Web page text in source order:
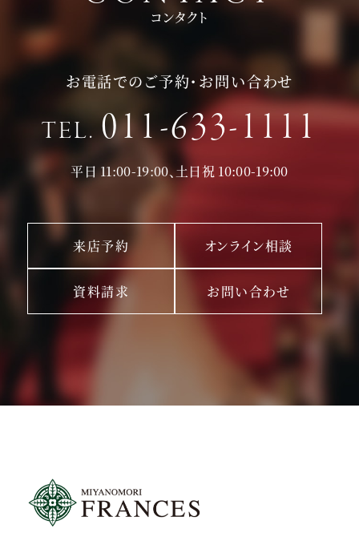
コンタクト
お電話でのご予約・お問い合わせ
TEL. 011-633-1111
平日 11:00-19:00、土日祝 10:00-19:00
来店予約 オンライン相談
資料請求 お問い合わせ